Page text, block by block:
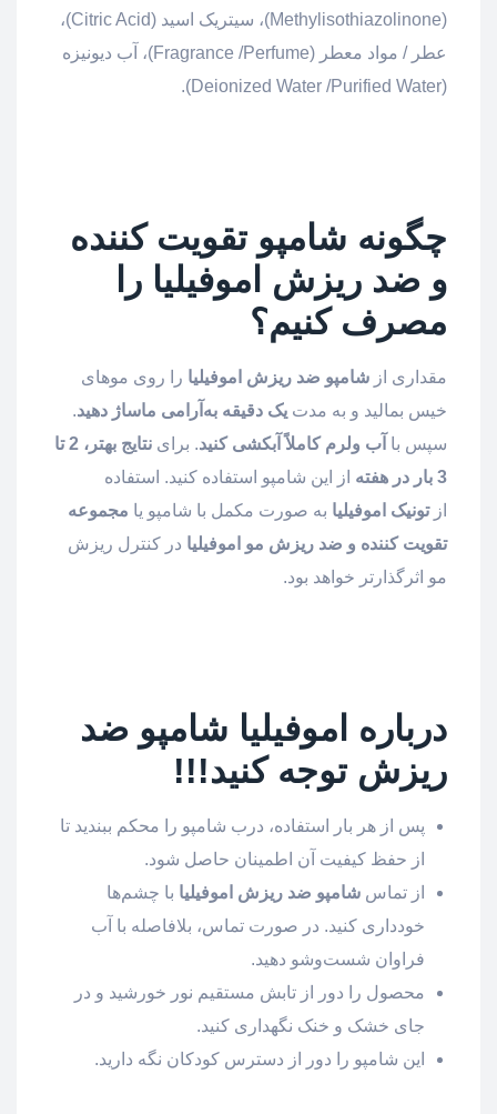
(Methylisothiazolinone)، سیتریک اسید (Citric Acid)،
عطر / مواد معطر (Fragrance /Perfume)، آب دیونیزه
(Deionized Water /Purified Water).
چگونه شامپو تقویت کننده
و ضد ریزش اموفیلیا را
مصرف کنیم؟
مقداری از شامپو ضد ریزش اموفیلیا را روی موهای
خیس بمالید و به مدت یک دقیقه به‌آرامی ماساژ دهید.
سپس با آب ولرم کاملاً آبکشی کنید. برای
نتایج بهتر، 2 تا
3 بار در هفته
از این شامپو استفاده کنید. استفاده
ازتونیک اموفیلیا به صورت مکمل با شامپو یا مجموعه
تقویت کننده و ضد ریزش مو اموفیلیا در کنترل ریزش
مو اثرگذارتر خواهد بود.
درباره اموفیلیا شامپو ضد
ریزش توجه کنید!!!
پس از هر بار استفاده، درب شامپو را محکم ببندید تا
از حفظ کیفیت آن اطمینان حاصل شود.
از تماس شامپو ضد ریزش اموفیلیا با چشم‌ها
خودداری کنید. در صورت تماس، بلافاصله با آب
فراوان شست‌وشو دهید.
محصول را دور از تابش مستقیم نور خورشید و در
جای خشک و خنک نگهداری کنید.
این شامپو را دور از دسترس کودکان نگه دارید.